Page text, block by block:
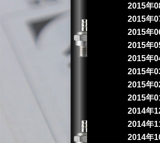
2015年
2015年
2015年
2015年
2015年
2015年
2015年
2015年
2014年
2014年
2014年